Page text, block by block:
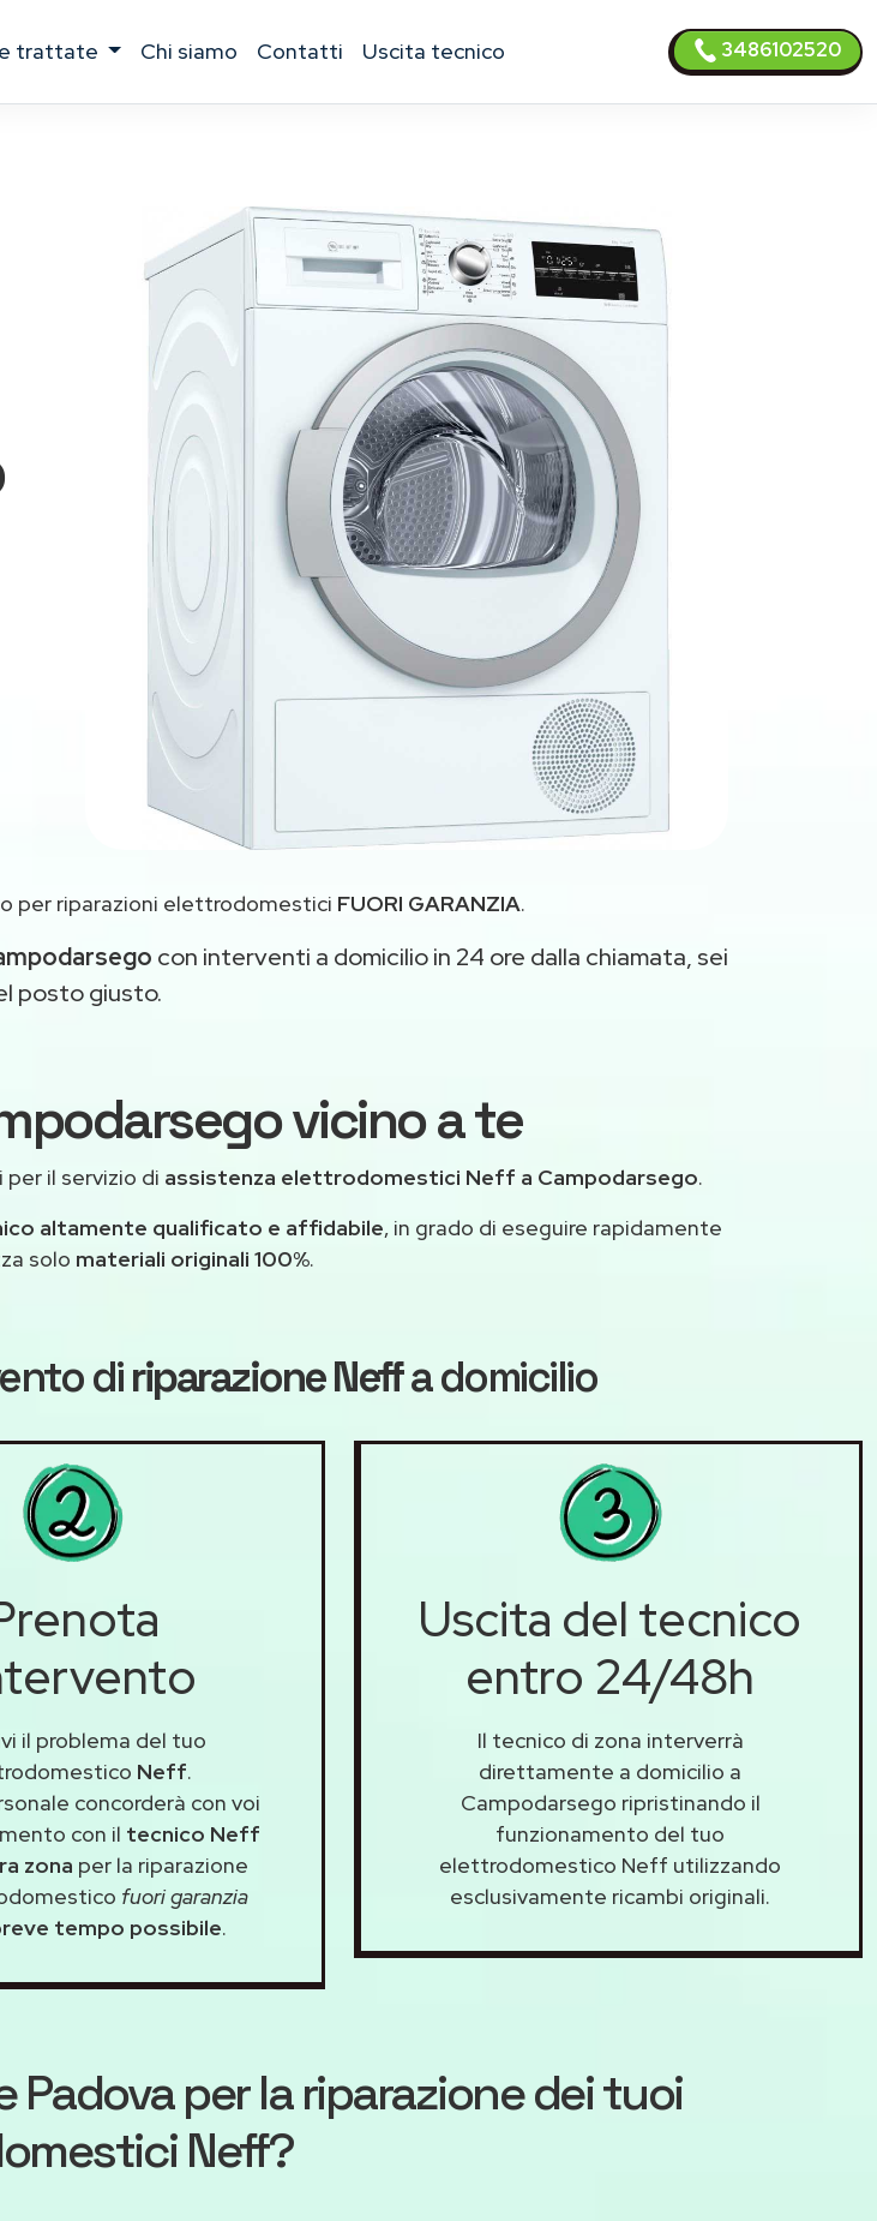
trattate chi siamo contatti uscita tecnico 3486102520
per riparazioni elettrodomestici FUORI GARANZIA.
con interventi a domicilio in 24 ore dalla chiamata, sei
posto giusto.
vicino a te
il servizio di assistenza elettrodomestici Neff a Campodarsego.
altamente qualificato e affidabile, in grado di eseguire rapidamente
solo materiali originali 100%.
diriparazione Neffa domicilio
il problema del tuo
Neff.
concorderà con voi
con il tecnico Neff
zona per la riparazione
fuori garanzia
tempo possibile.
Uscita del tecnico
entro 24/48h
Il tecnico di zona interverrà
direttamente a domicilio a
Campodarsego ripristinando il
funzionamento del tuo
elettrodomestico Neff utilizzando
esclusivamente ricambi originali.
Padovaper la riparazione dei tuoi
Neff?